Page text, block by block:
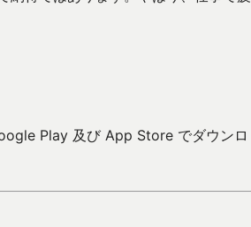
Play 及び App Store でダウンロ